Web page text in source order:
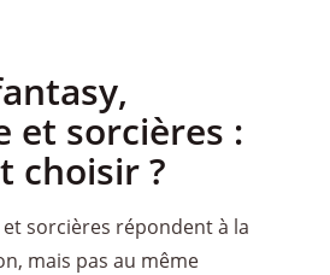
et sorcières :
choisir ?
sorcières répondent à la
mais pas au même